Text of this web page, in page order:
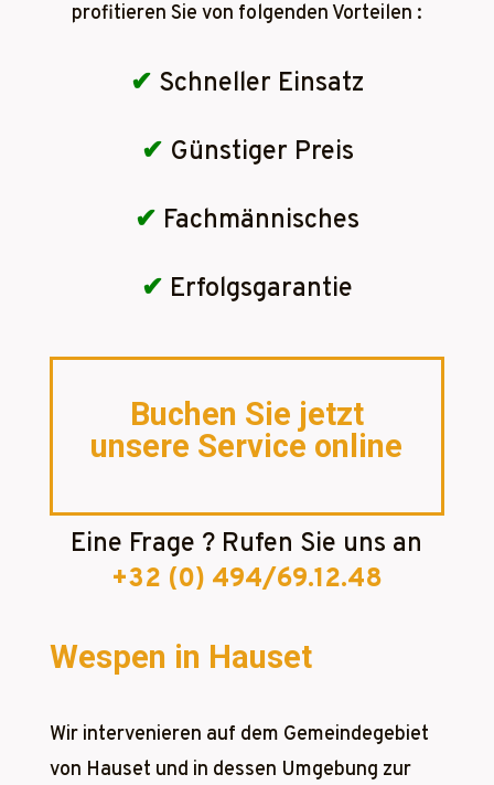
profitieren Sie von folgenden Vorteilen :
✔ Schneller Einsatz
✔ Günstiger Preis
✔ Fachmännisches
✔ Erfolgsgarantie
Buchen Sie jetzt
unsere Service online
Eine Frage ? Rufen Sie uns an
+32 (0) 494/69.12.48
Wespen in Hauset
Wir intervenieren auf dem Gemeindegebiet
von Hauset und in dessen Umgebung zur